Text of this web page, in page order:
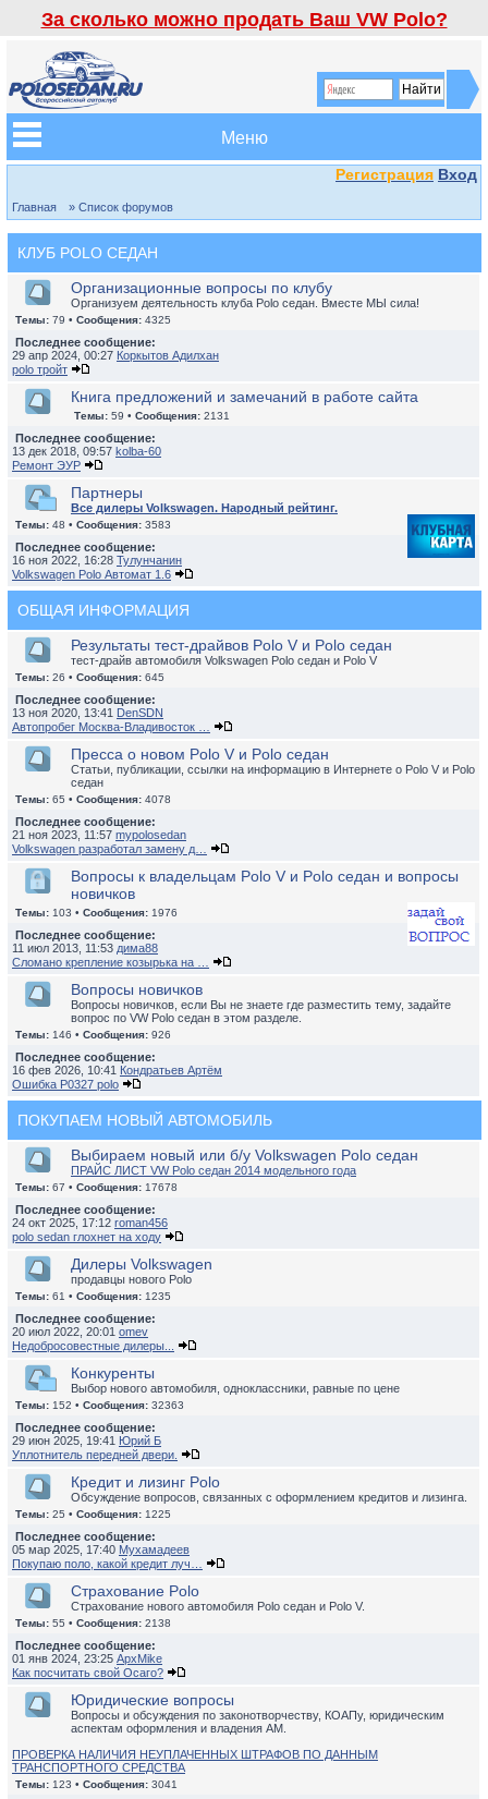
За сколько можно продать Ваш VW Polo?
Меню
Регистрация Вход
Главная » Список форумов
КЛУБ POLO СЕДАН
Организационные вопросы по клубу
Организуем деятельность клуба Polo седан. Вместе МЫ сила!
Темы: 79 • Сообщения: 4325
Последнее сообщение:
29 апр 2024, 00:27 Коркытов Адилхан
polo тройт
Книга предложений и замечаний в работе сайта
Темы: 59 • Сообщения: 2131
Последнее сообщение:
13 дек 2018, 09:57 kolba-60
Ремонт ЭУР
Партнеры
Все дилеры Volkswagen. Народный рейтинг.
Темы: 48 • Сообщения: 3583
Последнее сообщение:
16 ноя 2022, 16:28 Тулунчанин
Volkswagen Polo Автомат 1.6
ОБЩАЯ ИНФОРМАЦИЯ
Результаты тест-драйвов Polo V и Polo седан
тест-драйв автомобиля Volkswagen Polo седан и Polo V
Темы: 26 • Сообщения: 645
Последнее сообщение:
13 ноя 2020, 13:41 DenSDN
Автопробег Москва-Владивосток …
Пресса о новом Polo V и Polo седан
Статьи, публикации, ссылки на информацию в Интернете о Polo V и Polo
седан
Темы: 65 • Сообщения: 4078
Последнее сообщение:
21 ноя 2023, 11:57 mypolosedan
Volkswagen разработал замену д…
Вопросы к владельцам Polo V и Polo седан и вопросы
новичков
Темы: 103 • Сообщения: 1976
Последнее сообщение:
11 июл 2013, 11:53 дима88
Сломано крепление козырька на …
Вопросы новичков
Вопросы новичков, если Вы не знаете где разместить тему, задайте
вопрос по VW Polo седан в этом разделе.
Темы: 146 • Сообщения: 926
Последнее сообщение:
16 фев 2026, 10:41 Кондратьев Артём
Ошибка P0327 polo
ПОКУПАЕМ НОВЫЙ АВТОМОБИЛЬ
Выбираем новый или б/у Volkswagen Polo седан
ПРАЙС ЛИСТ VW Polo седан 2014 модельного года
Темы: 67 • Сообщения: 17678
Последнее сообщение:
24 окт 2025, 17:12 roman456
polo sedan глохнет на ходу
Дилеры Volkswagen
продавцы нового Polo
Темы: 61 • Сообщения: 1235
Последнее сообщение:
20 июл 2022, 20:01 omev
Недобросовестные дилеры...
Конкуренты
Выбор нового автомобиля, одноклассники, равные по цене
Темы: 152 • Сообщения: 32363
Последнее сообщение:
29 июн 2025, 19:41 Юрий Б
Уплотнитель передней двери.
Кредит и лизинг Polo
Обсуждение вопросов, связанных с оформлением кредитов и лизинга.
Темы: 25 • Сообщения: 1225
Последнее сообщение:
05 мар 2025, 17:40 Мухамадеев
Покупаю поло, какой кредит луч…
Страхование Polo
Страхование нового автомобиля Polo седан и Polo V.
Темы: 55 • Сообщения: 2138
Последнее сообщение:
01 янв 2024, 23:25 ApxMike
Как посчитать свой Осаго?
Юридические вопросы
Вопросы и обсуждения по законотворчеству, КОАПу, юридическим
аспектам оформления и владения АМ.
ПРОВЕРКА НАЛИЧИЯ НЕУПЛАЧЕННЫХ ШТРАФОВ ПО ДАННЫМ
ТРАНСПОРТНОГО СРЕДСТВА
Темы: 123 • Сообщения: 3041